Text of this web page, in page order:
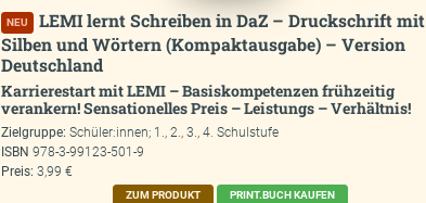
NEU
LEMI lernt Schreiben in DaZ – Druckschrift mit
Silben und Wörtern (Kompaktausgabe) – Version
Deutschland
Karrierestart mit LEMI – Basiskompetenzen frühzeitig
verankern! Sensationelles Preis – Leistungs – Verhältnis!
Zielgruppe:Schüler:innen; 1., 2., 3., 4. Schulstufe
ISBN978-3-99123-501-9
Preis: 3,99 €
ZUM PRODUKT PRINT.BUCH KAUFEN